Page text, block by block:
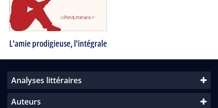
L'amie prodigieuse, l'intégrale
Analyses littéraires
Auteurs